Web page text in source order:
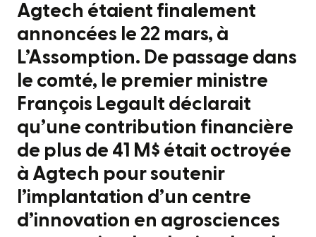
Agtech étaient finalement
annoncées le 22 mars, à
L’Assomption. De passage dans
le comté, le premier ministre
François Legault déclarait
qu’une contribution financière
de plus de 41 M$ était octroyée
à Agtech pour soutenir
l’implantation d’un centre
d’innovation en agrosciences